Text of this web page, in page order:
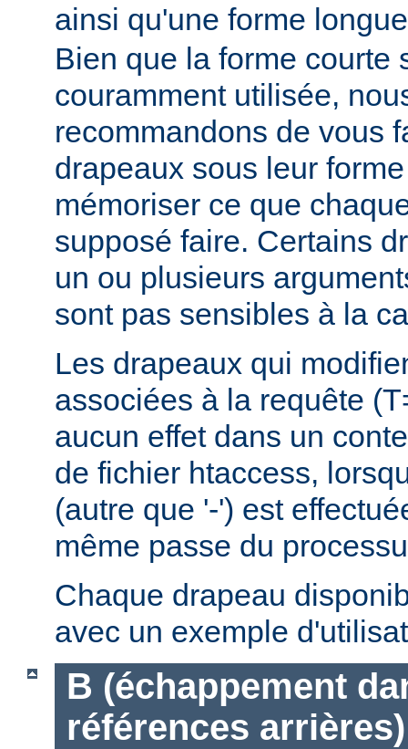
ainsi qu'une forme
Bien que la forme courte
couramment utilisée,
recommandons de vous
drapeaux sous leur
mémoriser ce que
supposé faire. Certains
un ou plusieurs
sont pas sensibles à la
Les drapeaux qui
associées à la requête
aucun effet dans un
de fichier htaccess,
(autre que '-') est
même passe du
Chaque drapeau
avec un exemple
B (échappement
références arrières)